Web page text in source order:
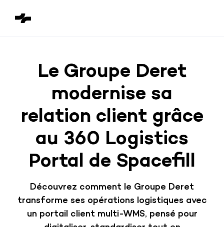
Le Groupe Deret
modernise sa
relation client grâce
au 360 Logistics
Portal de Spacefill
Découvrez comment le Groupe Deret
transforme ses opérations logistiques avec
un portail client multi-WMS, pensé pour